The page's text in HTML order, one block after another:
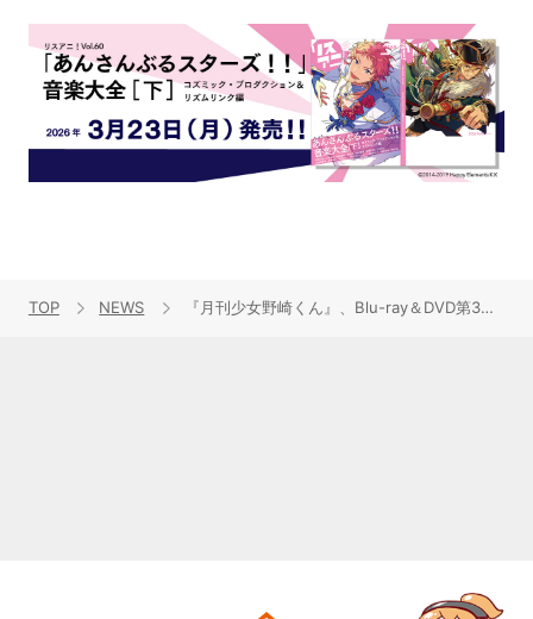
TOP NEWS 『月刊少女野崎くん』、Blu-ray＆DVD第3巻のジャケットを公開！特典ミニOVAの先行カットも到着！